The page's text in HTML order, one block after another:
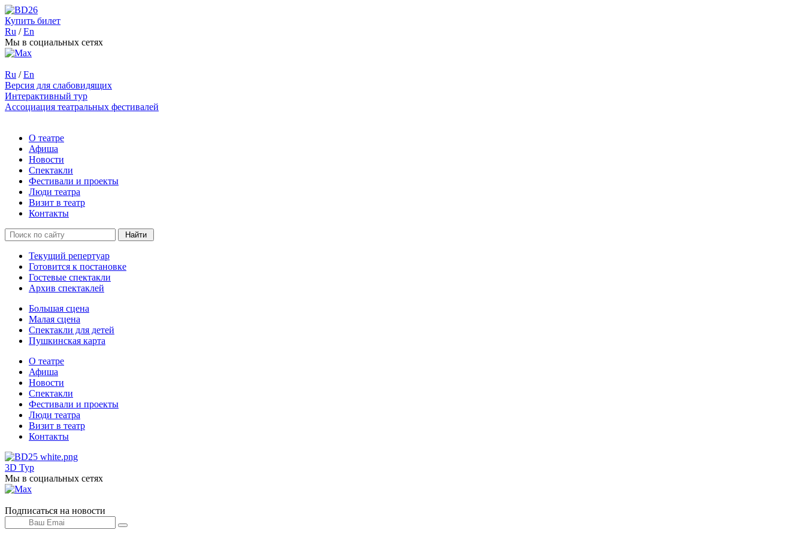
Купить билет
Ru /En
Мы в социальных сетях
Ru / En
Версия для слабовидящих
Интерактивный тур
Ассоциация театральных фестивалей
О театре
Афиша
Новости
Спектакли
Фестивали и проекты
Люди театра
Визит в театр
Контакты
Текущий репертуар
Готовится к постановке
Гостевые спектакли
Архив спектаклей
Большая сцена
Малая сцена
Спектакли для детей
Пушкинская карта
О театре
Афиша
Новости
Спектакли
Фестивали и проекты
Люди театра
Визит в театр
Контакты
3D Тур
Мы в социальных сетях
Подписаться на новости